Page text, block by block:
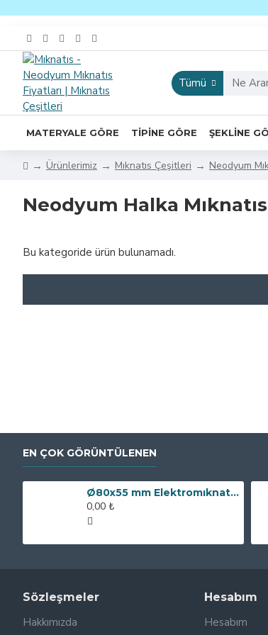
Tümü
MATERYALE GÖRE TIPINE GÖRE ŞEKLINE
Ürünlerimiz Mıknatıs Çeşitleri Neodyum
Neodyum Halka
Bu kategoride ürün bulunamadı.
EN ÇOK GÖRÜNTÜLENEN
Ø80x55 mm Elektromıknatıs - 250 kg Çekim Gücü
0,00 ₺
Sözleşmeler
Hakkımızda
Hesabım
Hesabım